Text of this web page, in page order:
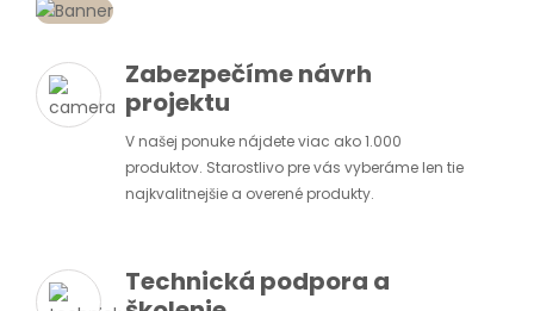
Zabezpečíme návrh
projektu
V našej ponuke nájdete viac ako 1.000
produktov. Starostlivo pre vás vyberáme len tie
najkvalitnejšie a overené produkty.
Technická podpora a